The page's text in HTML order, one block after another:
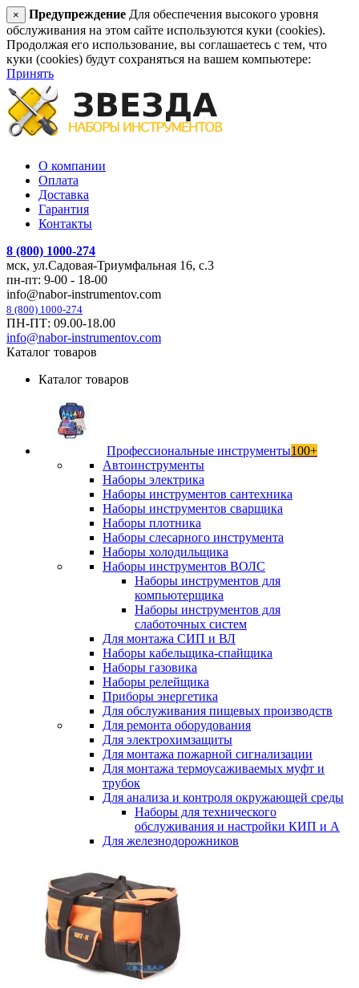
× Предупреждение Для обеспечения высокого уровня
обслуживания на этом сайте используются куки (cookies).
Продолжая его использование, вы соглашаетесь с тем, что
куки (cookies) будут сохраняться на вашем компьютере:
Принять
О компании
Оплата
Доставка
Гарантия
Контакты
8 (800) 1000-274
мск, ул.Садовая-Триумфальная 16, с.3
пн-пт: 9-00 - 18-00
info@nabor-instrumentov.com
8 (800) 1000-274
ПН-ПТ: 09.00-18.00
info@nabor-instrumentov.com
Каталог товаров
Каталог товаров
Профессиональные инструменты100+
Автоинструменты
Наборы электрика
Наборы инструментов сантехника
Наборы инструментов сварщика
Наборы плотника
Наборы слесарного инструмента
Наборы холодильщика
Наборы инструментов ВОЛС
Наборы инструментов для
компьютерщика
Наборы инструментов для
слаботочных систем
Для монтажа СИП и ВЛ
Наборы кабельщика-спайщика
Наборы газовика
Наборы релейщика
Приборы энергетика
Для обслуживания пищевых производств
Для ремонта оборудования
Для электрохимзащиты
Для монтажа пожарной сигнализации
Для монтажа термоусаживаемых муфт и
трубок
Для анализа и контроля окружающей среды
Наборы для технического
обслуживания и настройки КИП и А
Для железнодорожников